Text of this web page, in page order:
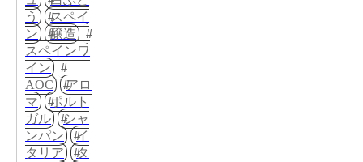
う
スペイ
ン
醸造
スペインワ
イン
AOC
アロ
マ
ポルト
ガル
シャ
ンパン
イ
タリア
タ